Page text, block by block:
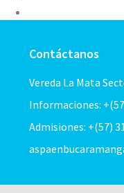
Contáctanos
Vereda La Mata
Informaciones:
Admisiones: +(57)